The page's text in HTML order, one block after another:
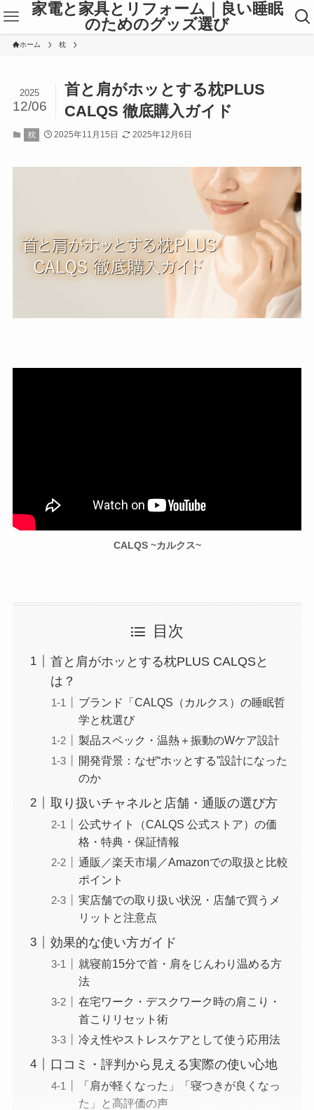
家電と家具とリフォーム｜良い睡眠
のためのグッズ選び
ホーム 枕
首と肩がホッとする枕PLUS
CALQS 徹底購入ガイド
2025
12/06
枕 2025年11月15日 2025年12月6日
CALQS ~カルクス~
目次
首と肩がホッとする枕PLUS CALQSと
は？
ブランド「CALQS（カルクス）の睡眠哲
学と枕選び
製品スペック・温熱＋振動のWケア設計
開発背景：なぜ“ホッとする”設計になった
のか
取り扱いチャネルと店舗・通販の選び方
公式サイト（CALQS 公式ストア）の価
格・特典・保証情報
通販／楽天市場／Amazonでの取扱と比較
ポイント
実店舗での取り扱い状況・店舗で買うメ
リットと注意点
効果的な使い方ガイド
就寝前15分で首・肩をじんわり温める方
法
在宅ワーク・デスクワーク時の肩こり・
首こりリセット術
冷え性やストレスケアとして使う応用法
口コミ・評判から見える実際の使い心地
「肩が軽くなった」「寝つきが良くなっ
た」と高評価の声